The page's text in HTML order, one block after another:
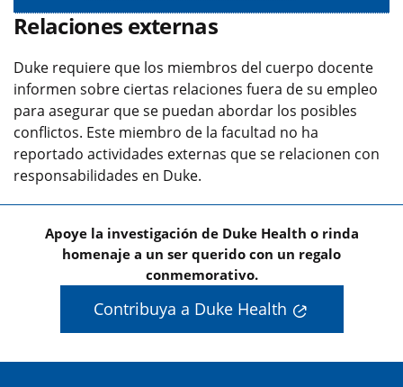
Relaciones externas
Duke requiere que los miembros del cuerpo docente
informen sobre ciertas relaciones fuera de su empleo
para asegurar que se puedan abordar los posibles
conflictos. Este miembro de la facultad no ha
reportado actividades externas que se relacionen con
responsabilidades en Duke.
Apoye la investigación de Duke Health o rinda
homenaje a un ser querido con un regalo
conmemorativo.
Contribuya a Duke Health